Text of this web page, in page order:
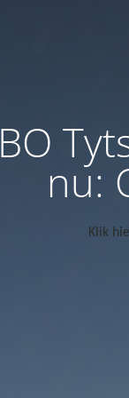
nu:
Klik